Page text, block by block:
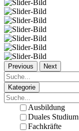
Previous Next
Kategorie
Ausbildung
Duales Studium
Fachkräfte